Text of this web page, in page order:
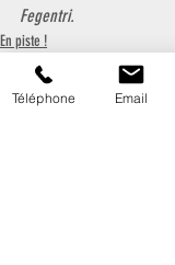
Fegentri.
En piste !
Téléphone Email